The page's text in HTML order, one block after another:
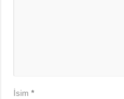
İsim*